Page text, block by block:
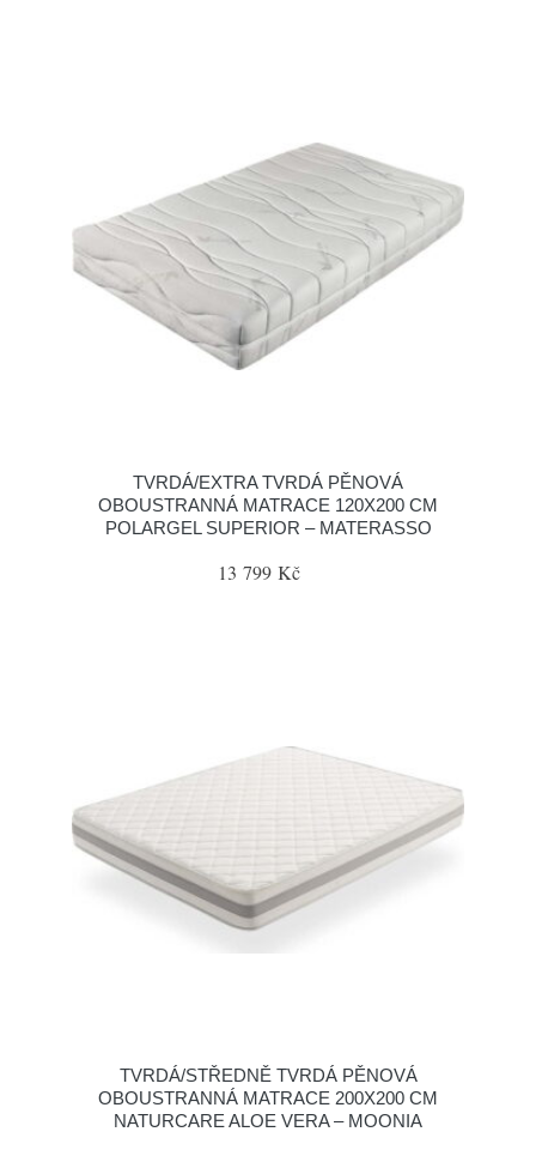
TVRDÁ/EXTRA TVRDÁ PĚNOVÁ
OBOUSTRANNÁ MATRACE 120X200 CM
POLARGEL SUPERIOR – MATERASSO
13 799 Kč
TVRDÁ/STŘEDNĚ TVRDÁ PĚNOVÁ
OBOUSTRANNÁ MATRACE 200X200 CM
NATURCARE ALOE VERA – MOONIA